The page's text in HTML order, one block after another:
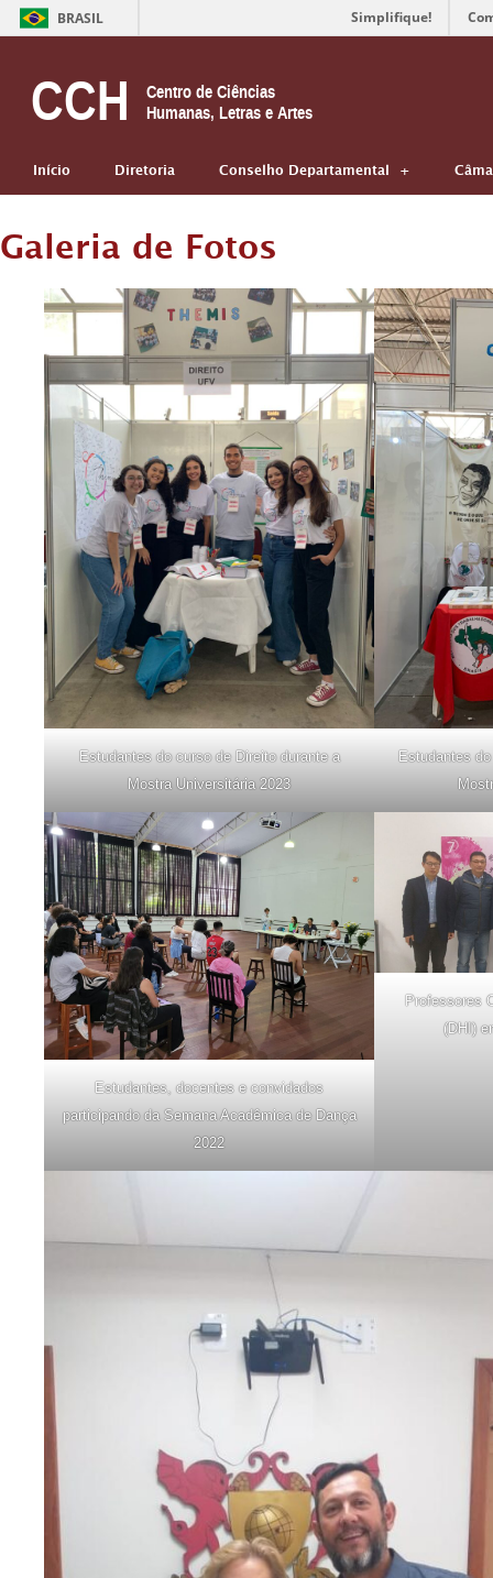
BRASIL Simplifique!
CCH
Centro de Ciências
Humanas, Letras e Artes
Início Diretoria Conselho Departamental
Galeria de Fotos
Estudantes do curso de Direito durante a
Mostra Universitária 2023
Estudantes
Estudantes, docentes e convidados
participando da Semana Acadêmica de Dança
2022
Professores
(DHI)